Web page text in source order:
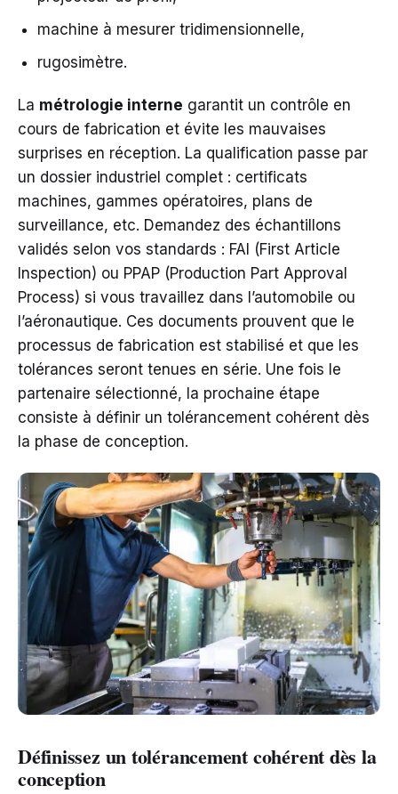
machine à mesurer tridimensionnelle,
rugosimètre.
La métrologie interne garantit un contrôle en
cours de fabrication et évite les mauvaises
surprises en réception. La qualification passe par
un dossier industriel complet : certificats
machines, gammes opératoires, plans de
surveillance, etc. Demandez des échantillons
validés selon vos standards : FAI (First Article
Inspection) ou PPAP (Production Part Approval
Process) si vous travaillez dans l’automobile ou
l’aéronautique. Ces documents prouvent que le
processus de fabrication est stabilisé et que les
tolérances seront tenues en série. Une fois le
partenaire sélectionné, la prochaine étape
consiste à définir un tolérancement cohérent dès
la phase de conception.
Définissez un tolérancement cohérent dès la
conception